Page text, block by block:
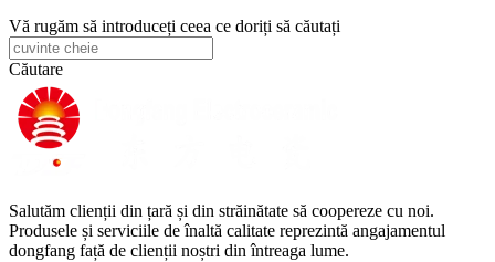
Vă rugăm să introduceți ceea ce doriți să căutați
Căutare
Salutăm clienții din țară și din străinătate să coopereze cu noi.
Produsele și serviciile de înaltă calitate reprezintă angajamentul
dongfang față de clienții noștri din întreaga lume.